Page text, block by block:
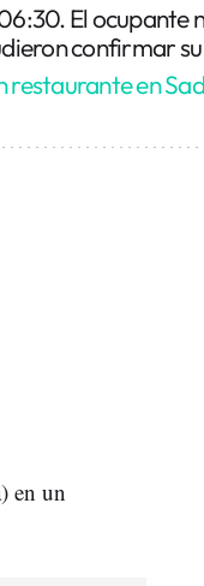
El ocupante
confirmar
en
en un